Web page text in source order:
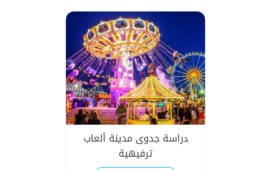
دراسة جدوى مدينة ألعاب
ترفيهية